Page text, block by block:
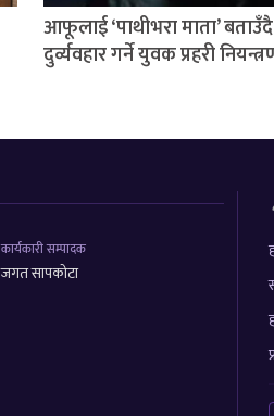
आफूलाई ‘पाथीभरा माता’ बताउँदै
दुर्व्यवहार गर्ने युवक प्रहरी
कार्यकारी सम्पादक
जगत सापकोटा